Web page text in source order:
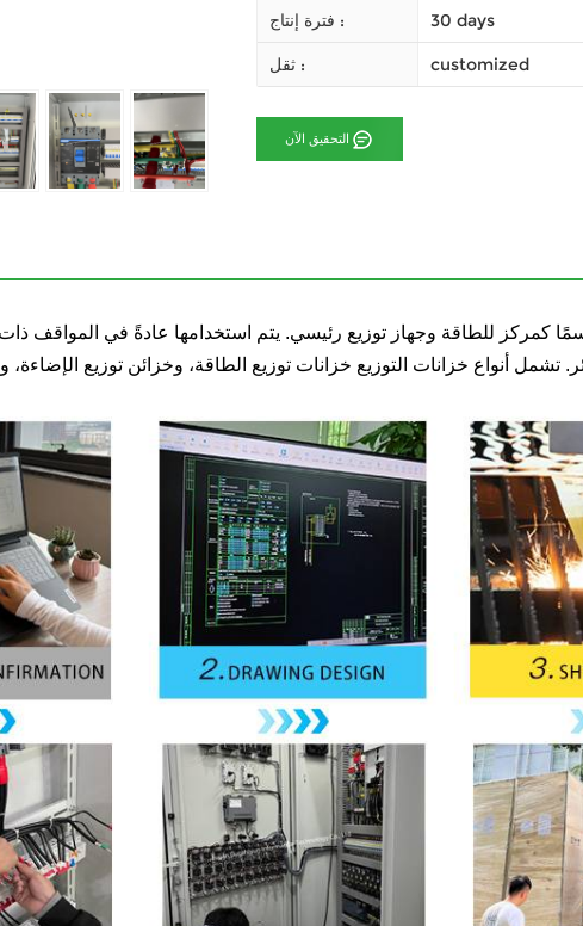
فترة إنتاج : 30 days
ثقل : customized
التحقيق الآن
كمركز للطاقة وجهاز توزيع رئيسي. يتم استخدامها عادةً في المواقف
تشمل أنواع خزانات التوزيع خزانات توزيع الطاقة، وخزائن توزيع